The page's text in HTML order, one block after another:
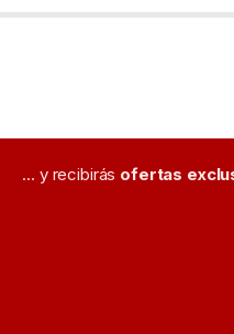
... y recibirás ofertas